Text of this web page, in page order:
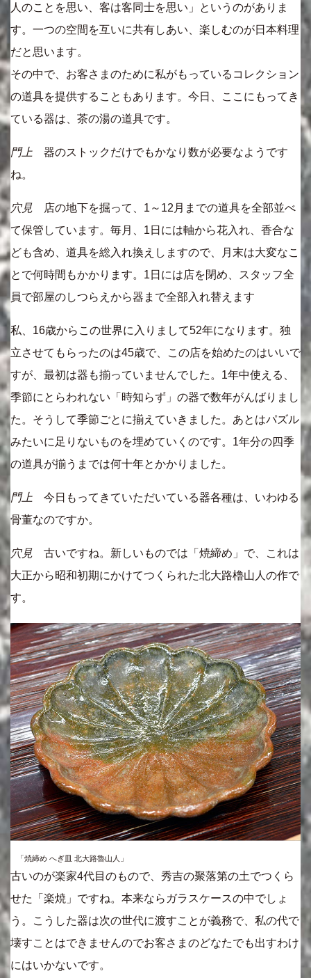
人のことを思い、客は客同士を思い」というのがありま
す。一つの空間を互いに共有しあい、楽しむのが日本料理
だと思います。
その中で、お客さまのために私がもっているコレクション
の道具を提供することもあります。今日、ここにもってき
ている器は、茶の湯の道具です。
門上 器のストックだけでもかなり数が必要なようです
ね。
穴見 店の地下を掘って、1～12月までの道具を全部並べ
て保管しています。毎月、1日には軸から花入れ、香合な
ども含め、道具を総入れ換えしますので、月末は大変なこ
とで何時間もかかります。1日には店を閉め、スタッフ全
員で部屋のしつらえから器まで全部入れ替えます
私、16歳からこの世界に入りまして52年になります。独
立させてもらったのは45歳で、この店を始めたのはいいで
すが、最初は器も揃っていませんでした。1年中使える、
季節にとらわれない「時知らず」の器で数年がんばりまし
た。そうして季節ごとに揃えていきました。あとはパズル
みたいに足りないものを埋めていくのです。1年分の四季
の道具が揃うまでは何十年とかかりました。
門上 今日もってきていただいている器各種は、いわゆる
骨董なのですか。
穴見 古いですね。新しいものでは「焼締め」で、これは
大正から昭和初期にかけてつくられた北大路櫓山人の作で
す。
「焼締め へぎ皿 北大路魯山人」
古いのが楽家4代目のもので、秀吉の聚落第の土でつくら
せた「楽焼」ですね。本来ならガラスケースの中でしょ
う。こうした器は次の世代に渡すことが義務で、私の代で
壊すことはできませんのでお客さまのどなたでも出すわけ
にはいかないです。